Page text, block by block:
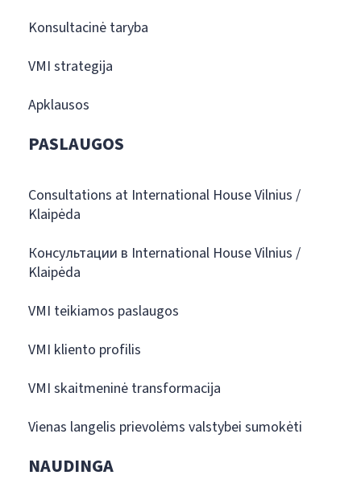
Konsultacinė taryba
VMI strategija
Apklausos
PASLAUGOS
Consultations at International House Vilnius /
Klaipėda
Консультации в International House Vilnius /
Klaipėda
VMI teikiamos paslaugos
VMI kliento profilis
VMI skaitmeninė transformacija
Vienas langelis prievolėms valstybei sumokėti
NAUDINGA